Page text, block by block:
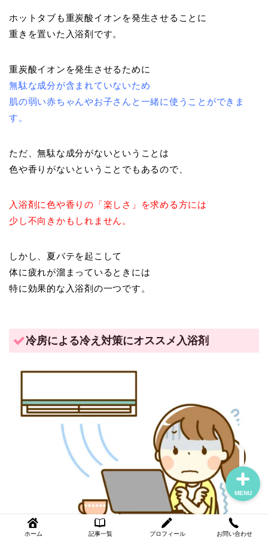
ホットタブも重炭酸イオンを発生させることに
重きを置いた入浴剤です。
重炭酸イオンを発生させるために
無駄な成分が含まれていないため
肌の弱い赤ちゃんやお子さんと一緒に使うことができま
す。
ただ、無駄な成分がないということは
色や香りがないということでもあるので、
入浴剤に色や香りの「楽しさ」を求める方には
少し不向きかもしれません。
しかし、夏バテを起こして
体に疲れが溜まっているときには
特に効果的な入浴剤の一つです。
冷房による冷え対策にオススメ入浴剤
ホーム 記事一覧 プロフィール お問い合わせ
MENU
お問い合わせ